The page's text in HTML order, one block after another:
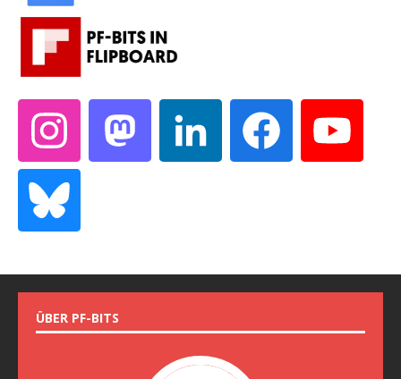
ÜBER PF-BITS